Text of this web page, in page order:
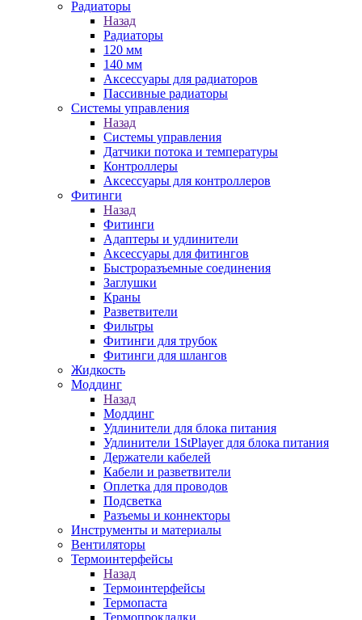
Радиаторы
Назад
Радиаторы
120 мм
140 мм
Аксессуары для радиаторов
Пассивные радиаторы
Системы управления
Назад
Системы управления
Датчики потока и температуры
Контроллеры
Аксессуары для контроллеров
Фитинги
Назад
Фитинги
Адаптеры и удлинители
Аксессуары для фитингов
Быстроразъемные соединения
Заглушки
Краны
Разветвители
Фильтры
Фитинги для трубок
Фитинги для шлангов
Жидкость
Моддинг
Назад
Моддинг
Удлинители для блока питания
Удлинители 1StPlayer для блока питания
Держатели кабелей
Кабели и разветвители
Оплетка для проводов
Подсветка
Разъемы и коннекторы
Инструменты и материалы
Вентиляторы
Термоинтерфейсы
Назад
Термоинтерфейсы
Термопаста
Термопрокладки